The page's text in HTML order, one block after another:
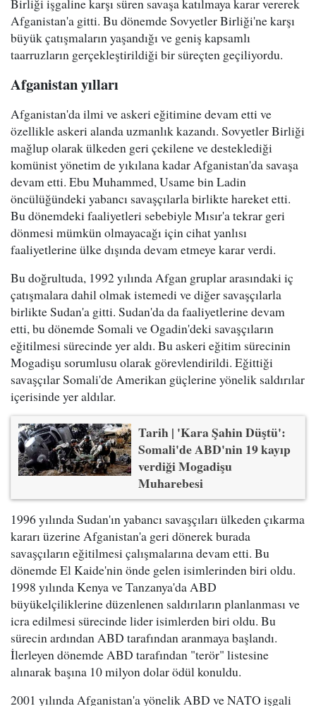
Birliği işgaline karşı süren savaşa katılmaya karar vererek
Afganistan'a gitti. Bu dönemde Sovyetler Birliği'ne karşı
büyük çatışmaların yaşandığı ve geniş kapsamlı
taarruzların gerçekleştirildiği bir süreçten geçiliyordu.
Afganistan yılları
Afganistan'da ilmi ve askeri eğitimine devam etti ve
özellikle askeri alanda uzmanlık kazandı. Sovyetler Birliği
mağlup olarak ülkeden geri çekilene ve desteklediği
komünist yönetim de yıkılana kadar Afganistan'da savaşa
devam etti. Ebu Muhammed, Usame bin Ladin
öncülüğündeki yabancı savaşçılarla birlikte hareket etti.
Bu dönemdeki faaliyetleri sebebiyle Mısır'a tekrar geri
dönmesi mümkün olmayacağı için cihat yanlısı
faaliyetlerine ülke dışında devam etmeye karar verdi.
Bu doğrultuda, 1992 yılında Afgan gruplar arasındaki iç
çatışmalara dahil olmak istemedi ve diğer savaşçılarla
birlikte Sudan'a gitti. Sudan'da da faaliyetlerine devam
etti, bu dönemde Somali ve Ogadin'deki savaşçıların
eğitilmesi sürecinde yer aldı. Bu askeri eğitim sürecinin
Mogadişu sorumlusu olarak görevlendirildi. Eğittiği
savaşçılar Somali'de Amerikan güçlerine yönelik saldırılar
içerisinde yer aldılar.
Tarih | 'Kara Şahin Düştü':
Somali'de ABD'nin 19 kayıp
verdiği Mogadişu
Muharebesi
1996 yılında Sudan'ın yabancı savaşçıları ülkeden çıkarma
kararı üzerine Afganistan'a geri dönerek burada
savaşçıların eğitilmesi çalışmalarına devam etti. Bu
dönemde El Kaide'nin önde gelen isimlerinden biri oldu.
1998 yılında Kenya ve Tanzanya'da ABD
büyükelçiliklerine düzenlenen saldırıların planlanması ve
icra edilmesi sürecinde lider isimlerden biri oldu. Bu
sürecin ardından ABD tarafından aranmaya başlandı.
İlerleyen dönemde ABD tarafından "terör" listesine
alınarak başına 10 milyon dolar ödül konuldu.
2001 yılında Afganistan'a yönelik ABD ve NATO işgali